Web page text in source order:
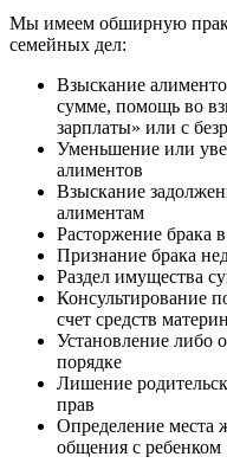
Мы имеем обширную
семейных дел:
Взыскание
сумме, помощь во
зарплаты» или с
Уменьшение или
алиментов
Взыскание
алиментам
Расторжение брака
Признание брака
Раздел имущества
Консультирование
счет средств
Установление либо
порядке
Лишение
прав
Определение места
общения с ребенком